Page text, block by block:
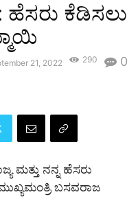
ಕೆಡಿಸಲು
21, 2022 0
290
ಮತ್ತು ನನ್ನ ಹೆಸರು
ಬಸವರಾಜ